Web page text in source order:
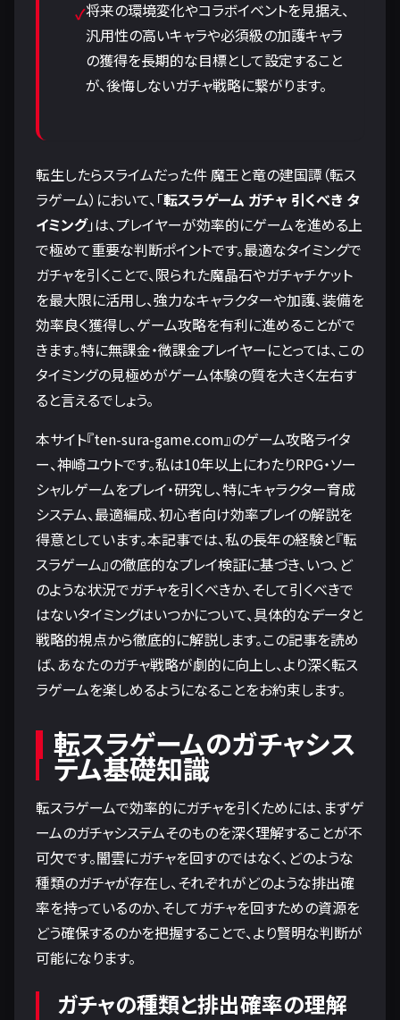
将来の環境変化やコラボイベントを見据え、
汎用性の高いキャラや必須級の加護キャラ
の獲得を長期的な目標として設定すること
が、後悔しないガチャ戦略に繋がります。
転生したらスライムだった件 魔王と竜の建国譚（転ス
ラゲーム）において、「転スラゲーム ガチャ 引くべき タ
イミング」は、プレイヤーが効率的にゲームを進める上
で極めて重要な判断ポイントです。最適なタイミングで
ガチャを引くことで、限られた魔晶石やガチャチケット
を最大限に活用し、強力なキャラクターや加護、装備を
効率良く獲得し、ゲーム攻略を有利に進めることがで
きます。特に無課金・微課金プレイヤーにとっては、この
タイミングの見極めがゲーム体験の質を大きく左右す
ると言えるでしょう。
本サイト『ten-sura-game.com』のゲーム攻略ライタ
ー、神崎ユウトです。私は10年以上にわたりRPG・ソー
シャルゲームをプレイ・研究し、特にキャラクター育成
システム、最適編成、初心者向け効率プレイの解説を
得意としています。本記事では、私の長年の経験と『転
スラゲーム』の徹底的なプレイ検証に基づき、いつ、ど
のような状況でガチャを引くべきか、そして引くべきで
はないタイミングはいつかについて、具体的なデータと
戦略的視点から徹底的に解説します。この記事を読め
ば、あなたのガチャ戦略が劇的に向上し、より深く転ス
ラゲームを楽しめるようになることをお約束します。
転スラゲームのガチャシス
テム基礎知識
転スラゲームで効率的にガチャを引くためには、まずゲ
ームのガチャシステムそのものを深く理解することが不
可欠です。闇雲にガチャを回すのではなく、どのような
種類のガチャが存在し、それぞれがどのような排出確
率を持っているのか、そしてガチャを回すための資源を
どう確保するのかを把握することで、より賢明な判断が
可能になります。
ガチャの種類と排出確率の理解